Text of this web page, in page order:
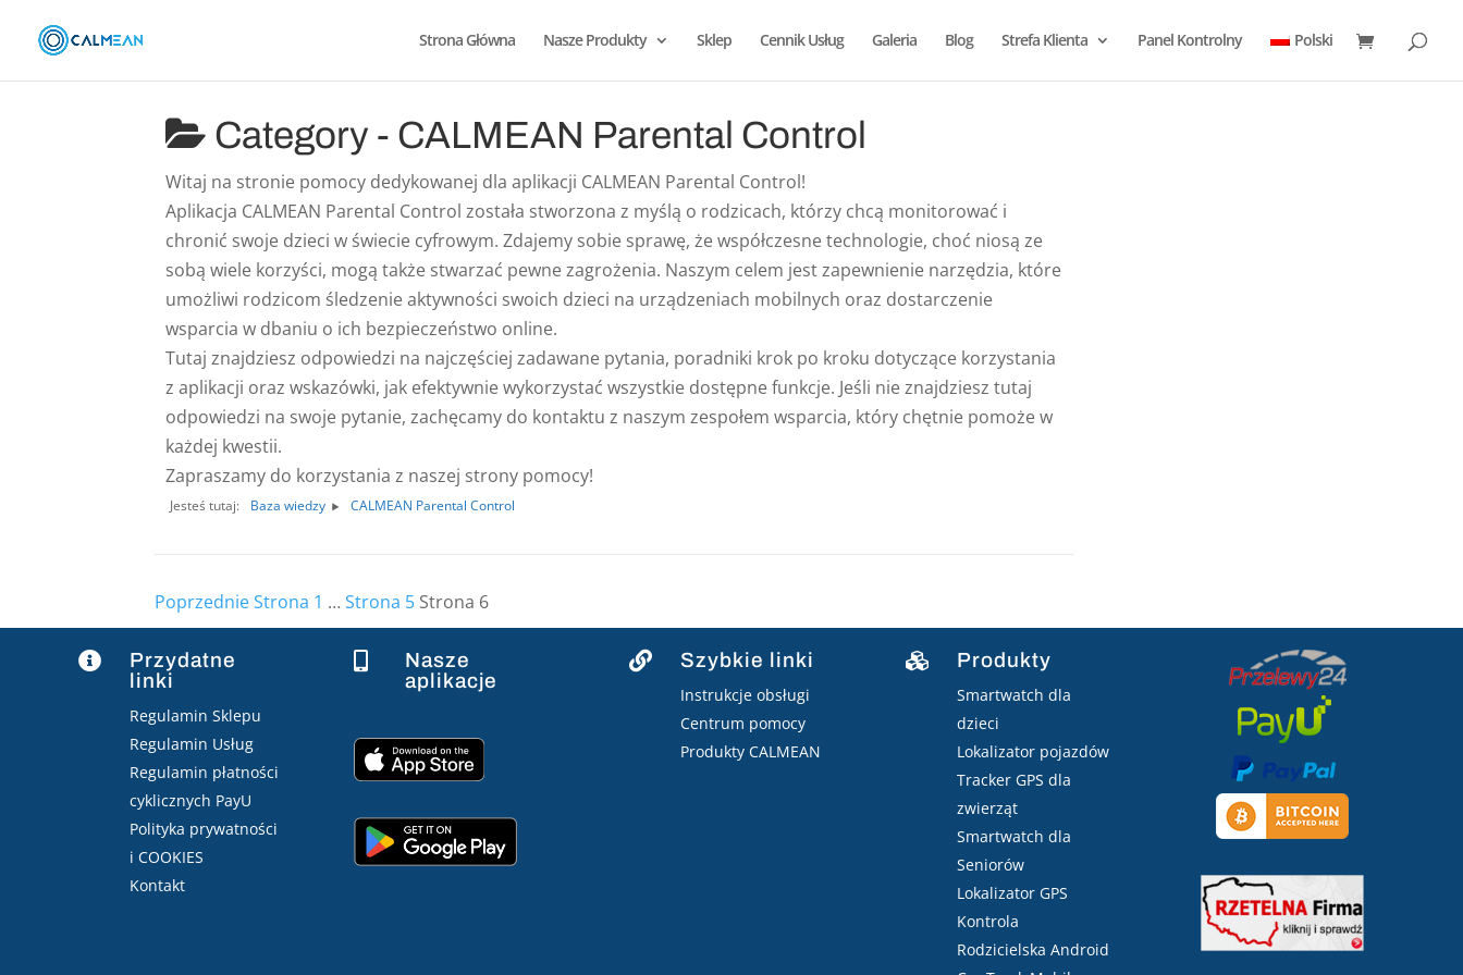
Strona Główna Nasze Produkty Sklep Cennik Usług Galeria Blog Strefa Klienta Panel Kontrolny Polski
Category - CALMEAN Parental Control
Witaj na stronie pomocy dedykowanej dla aplikacji CALMEAN Parental Control!
Aplikacja CALMEAN Parental Control została stworzona z myślą o rodzicach, którzy chcą monitorować i
chronić swoje dzieci w świecie cyfrowym. Zdajemy sobie sprawę, że współczesne technologie, choć niosą ze
sobą wiele korzyści, mogą także stwarzać pewne zagrożenia. Naszym celem jest zapewnienie narzędzia, które
umożliwi rodzicom śledzenie aktywności swoich dzieci na urządzeniach mobilnych oraz dostarczenie
wsparcia w dbaniu o ich bezpieczeństwo online.
Tutaj znajdziesz odpowiedzi na najczęściej zadawane pytania, poradniki krok po kroku dotyczące korzystania
z aplikacji oraz wskazówki, jak efektywnie wykorzystać wszystkie dostępne funkcje. Jeśli nie znajdziesz tutaj
odpowiedzi na swoje pytanie, zachęcamy do kontaktu z naszym zespołem wsparcia, który chętnie pomoże w
każdej kwestii.
Zapraszamy do korzystania z naszej strony pomocy!
Jesteś tutaj: Baza wiedzy CALMEAN Parental Control
Stronicowanie
wpisów
PoprzednieStrona 1 …Strona 5 Strona 6

Przydatne
linki
Regulamin Sklepu
Regulamin Usług
Regulamin płatności
cyklicznych PayU
Polityka prywatności
i COOKIES
Kontakt

Nasze
aplikacje
 Szybkie linki
Instrukcje obsługi
Centrum pomocy
Produkty CALMEAN
 Produkty
Smartwatch dla
dzieci
Lokalizator pojazdów
Tracker GPS dla
zwierząt
Smartwatch dla
Seniorów
Lokalizator GPS
Kontrola
Rodzicielska Android